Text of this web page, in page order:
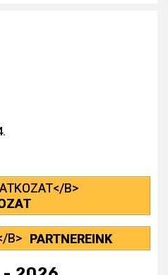
PARTNEREINK